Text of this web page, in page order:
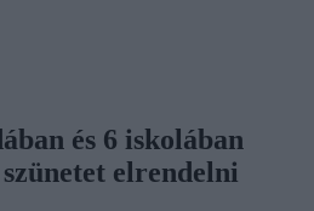
és 6 iskolában
elrendelni